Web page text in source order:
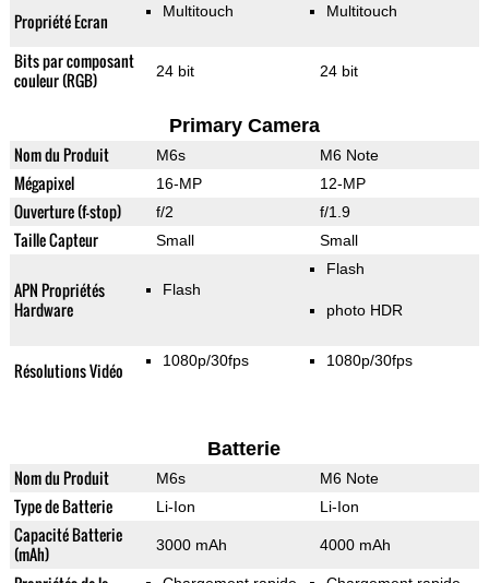
Propriété Ecran Multitouch Multitouch
Bits par composant
couleur (RGB)
24 bit 24 bit
Primary Camera
Nom du Produit M6s M6 Note
Mégapixel 16-MP 12-MP
Ouverture (f-stop) f/2 f/1.9
Taille Capteur Small Small
APN Propriétés
Hardware
Flash
Flash
photo HDR
Résolutions Vidéo 1080p/30fps 1080p/30fps
Batterie
Nom du Produit M6s M6 Note
Type de Batterie Li-Ion Li-Ion
Capacité Batterie
(mAh)
3000 mAh 4000 mAh